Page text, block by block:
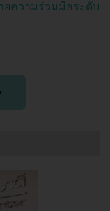
ยความร่วมมือระดับ